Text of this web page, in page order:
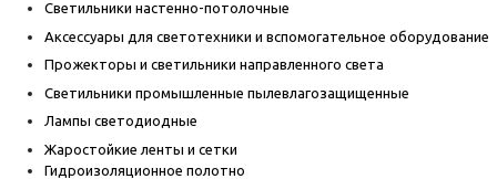
Светильники настенно-потолочные
Аксессуары для светотехники и вспомогательное оборудование
Прожекторы и светильники направленного света
Светильники промышленные пылевлагозащищенные
Лампы светодиодные
Жаростойкие ленты и сетки
Гидроизоляционное полотно